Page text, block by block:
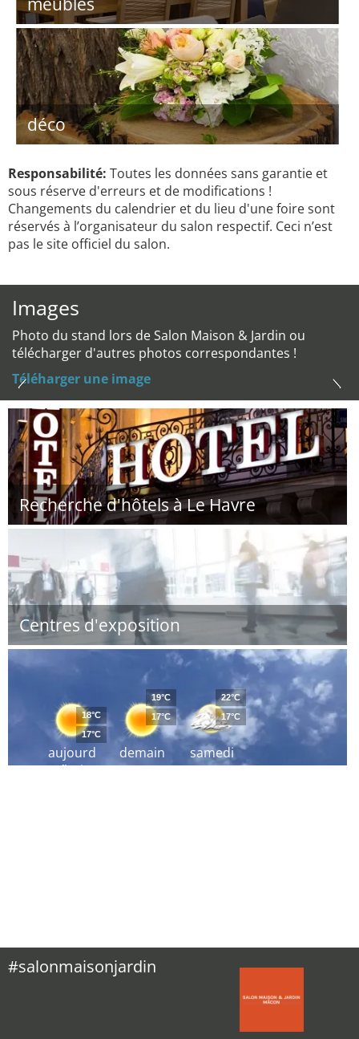
déco
Responsabilité: Toutes les données sans garantie et
sous réserve d'erreurs et de modifications !
Changements du calendrier et du lieu d'une foire sont
réservés à l’organisateur du salon respectif. Ceci n’est
pas le site officiel du salon.
Images
Photo du stand lors de Salon Maison & Jardin ou
télécharger d'autres photos correspondantes !
Téléharger une image
Recherche d'hôtels à Le Havre
Centres d'exposition
aujourd
´hui
18°C
17°C
demain
19°C
17°C
samedi
22°C
17°C
#salonmaisonjardin